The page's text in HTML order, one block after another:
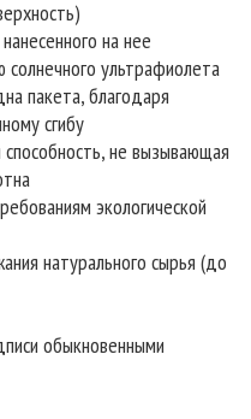
на нее
ультрафиолета
пакета, благодаря
сгибу
не вызывающая
экологической
натурального сырья (до
обыкновенными